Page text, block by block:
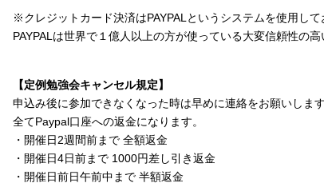
※クレジットカード決済はPAYPALというシステムを使用して
PAYPALは世界で１億人以上の方が使っている大変信頼性の高
【定例勉強会キャンセル規定】
申込み後に参加できなくなった時は早めに連絡をお願いしま
全てPaypal口座への返金になります。
・開催日2週間前まで 全額返金
・開催日4日前まで 1000円差し引き返金
・開催日前日午前中まで 半額返金